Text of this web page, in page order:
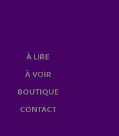
À LIRE
À VOIR
BOUTIQUE
CONTACT